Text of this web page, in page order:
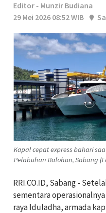
Editor - Munzir Budiana
29 Mei 2026 08:52 WIB
Kapal cepat express bahari
Pelabuhan Balohan, Sabang
RRI.CO.ID, Sabang -
sementara
raya Iduladha, armada